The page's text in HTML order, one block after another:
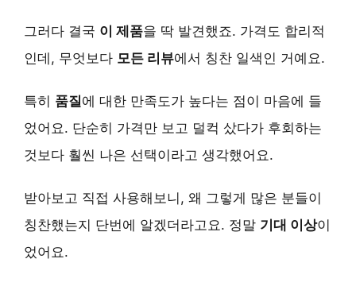
그러다 결국 이 제품을 딱 발견했죠. 가격도 합리적
인데, 무엇보다 모든 리뷰에서 칭찬 일색인 거예요.
특히 품질에 대한 만족도가 높다는 점이 마음에 들
었어요. 단순히 가격만 보고 덜컥 샀다가 후회하는
것보다 훨씬 나은 선택이라고 생각했어요.
받아보고 직접 사용해보니, 왜 그렇게 많은 분들이
칭찬했는지 단번에 알겠더라고요. 정말 기대 이상이
었어요.